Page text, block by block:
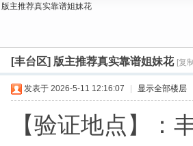
版主推荐真实靠谱姐妹花
[丰台区] 版主推荐真实靠谱姐妹花 [复
发表于 2026-5-11 12:16:07 显示全部楼层
【验证地点】：